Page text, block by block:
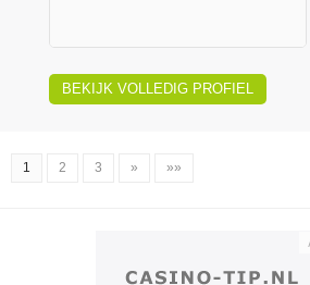
BEKIJK VOLLEDIG PROFIEL
1 2 3 » »»